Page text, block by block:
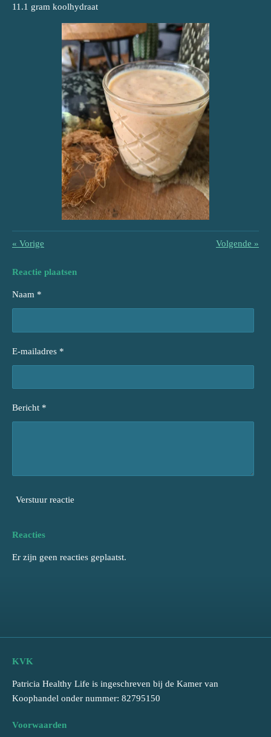
11.1 gram koolhydraat
« Vorige Volgende »
Reactie plaatsen
Naam *
E-mailadres *
Bericht *
Verstuur reactie
Reacties
Er zijn geen reacties geplaatst.
KVK
Patricia Healthy Life is ingeschreven bij de Kamer van
Koophandel onder nummer: 82795150
Voorwaarden